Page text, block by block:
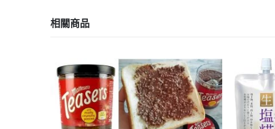
相關商品